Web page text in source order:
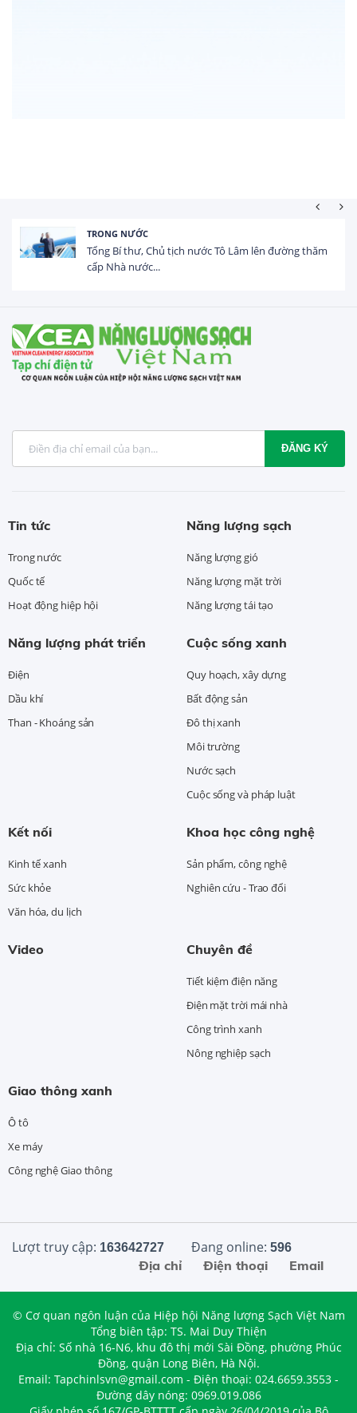
TRONG NƯỚC
Tổng Bí thư, Chủ tịch nước Tô Lâm lên đường thăm
cấp Nhà nước...
ĐĂNG KÝ
Tin tức
Trong nước
Quốc tế
Hoạt động hiệp hội
Năng lượng sạch
Năng lượng gió
Năng lượng mặt trời
Năng lượng tái tạo
Năng lượng phát triển
Điện
Dầu khí
Than - Khoáng sản
Cuộc sống xanh
Quy hoạch, xây dựng
Bất động sản
Đô thị xanh
Môi trường
Nước sạch
Cuộc sống và pháp luật
Kết nối
Kinh tế xanh
Sức khỏe
Văn hóa, du lịch
Khoa học công nghệ
Sản phẩm, công nghệ
Nghiên cứu - Trao đổi
Video Chuyên đề
Tiết kiệm điện năng
Điện mặt trời mái nhà
Công trình xanh
Nông nghiệp sạch
Giao thông xanh
Ô tô
Xe máy
Công nghệ Giao thông
Lượt truy cập: 163642727 Đang online: 596
Email
Điện thoại
Địa chỉ
© Cơ quan ngôn luận của Hiệp hội Năng lượng Sạch Việt Nam
Tổng biên tập: TS. Mai Duy Thiện
Địa chỉ: Số nhà 16-N6, khu đô thị mới Sài Đồng, phường Phúc
Đồng, quận Long Biên, Hà Nội.
Email: Tapchinlsvn@gmail.com - Điện thoại: 024.6659.3553 -
Đường dây nóng: 0969.019.086